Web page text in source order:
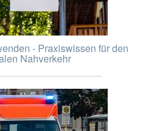
- Praxiswissen für den
Nahverkehr